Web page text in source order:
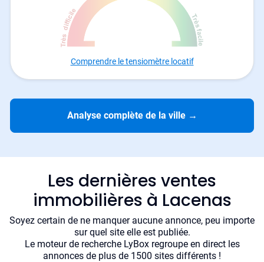
Comprendre le tensiomètre locatif
Analyse complète de la ville →
Les dernières ventes
immobilières à Lacenas
Soyez certain de ne manquer aucune annonce, peu importe
sur quel site elle est publiée.
Le moteur de recherche LyBox regroupe en direct les
annonces de plus de 1500 sites différents !